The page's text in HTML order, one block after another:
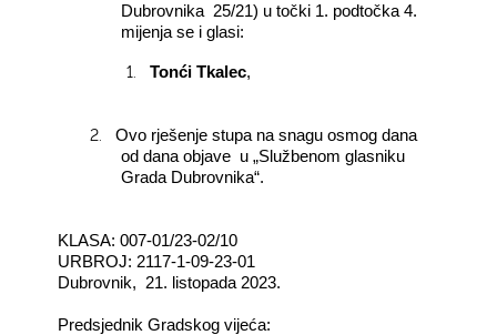
Dubrovnika 25/21) u točki 1. podtočka 4.
mijenja se i glasi:
1. Tonći Tkalec,
2.
Ovo rješenje stupa na snagu osmog dana
od dana objave u „Službenom glasniku
Grada Dubrovnika“.
KLASA: 007-01/23-02/10
URBROJ: 2117-1-09-23-01
Dubrovnik,
21. listopada 2023.
Predsjednik Gradskog vijeća: